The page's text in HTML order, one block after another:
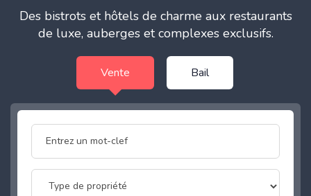
Des bistrots et hôtels de charme aux restaurants
de luxe, auberges et complexes exclusifs.
Vente Bail